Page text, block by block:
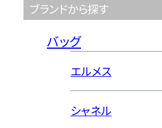
ブランドから探す
バッグ
エルメス
シャネル